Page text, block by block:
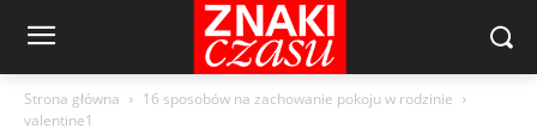
Strona główna
16 sposobów na zachowanie pokoju w rodzinie
valentine1